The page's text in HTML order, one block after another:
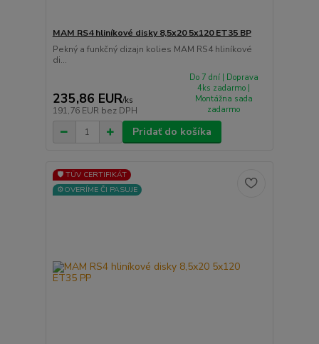
MAM RS4 hliníkové disky 8,5x20 5x120 ET35 BP
Pekný a funkčný dizajn kolies MAM RS4 hliníkové
di...
235,86 EUR/ks
191,76 EUR bez DPH
Do 7 dní | Doprava
4ks zadarmo |
Montážna sada
zadarmo
Pridať do košíka
🛡️ TÜV CERTIFIKÁT
⚙️OVERÍME ČI PASUJE